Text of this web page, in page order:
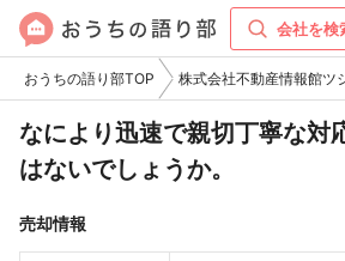
会社を検
おうちの語り部TOP 株式会社不動産情報館ツ
なにより迅速で親切丁寧な対
はないでしょうか。
売却情報